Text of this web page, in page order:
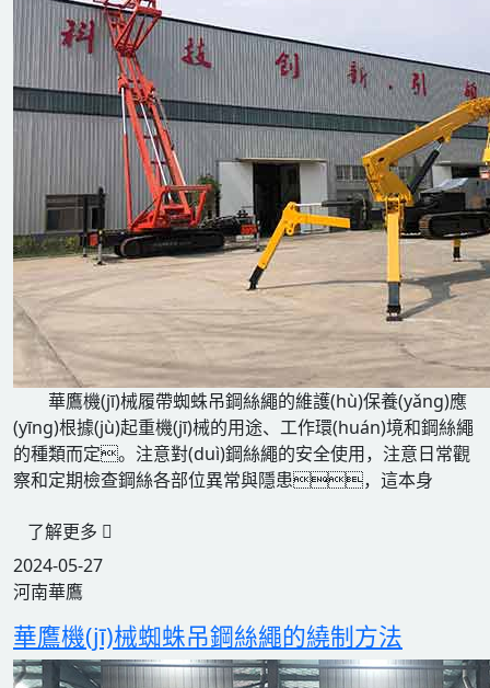
華鷹機(jī)械履帶蜘蛛吊鋼絲繩的維護(hù)保養(yǎng)應
(yīng)根據(jù)起重機(jī)械的用途、工作環(huán)境和鋼絲繩
的種類而定。注意對(duì)鋼絲繩的安全使用，注意日常觀
察和定期檢查鋼絲各部位異常與隱患，這本身
了解更多
2024-05-27
河南華鷹
華鷹機(jī)械蜘蛛吊鋼絲繩的繞制方法